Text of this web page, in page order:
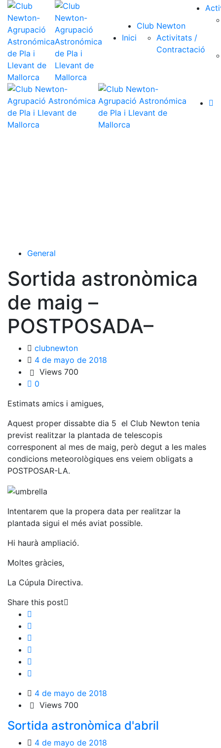
Inici
Club Newton
Activitats /
Contractació
General
Sortida astronòmica
de maig –
POSTPOSADA–
clubnewton
4 de mayo de 2018
Views 700
0
Estimats amics i amigues,
Aquest proper dissabte dia 5 el Club Newton tenia
previst realitzar la plantada de telescopis
corresponent al mes de maig, però degut a les males
condicions meteorològiques ens veiem obligats a
POSTPOSAR-LA.
Intentarem que la propera data per realitzar la
plantada sigui el més aviat possible.
Hi haurà ampliació.
Moltes gràcies,
La Cúpula Directiva.
Share this post
4 de mayo de 2018
Views 700
Sortida astronòmica d'abril
4 de mayo de 2018